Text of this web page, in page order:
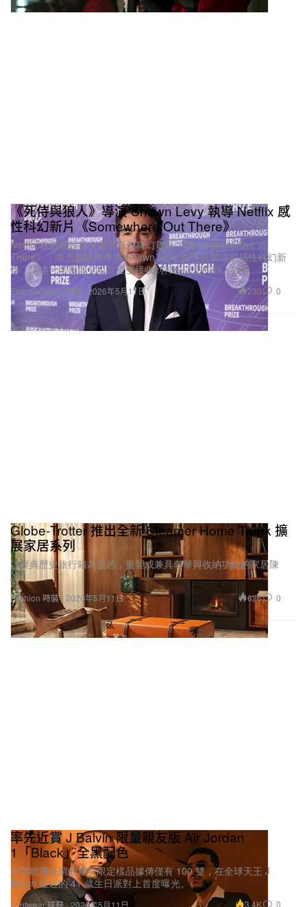
Entertainment 娛樂
《死侍與狼人》導演 Shawn Levy 執導 Netflix 感
性科幻新片《Somewhere Out There》
Netflix 在激烈競投中拿下原創科幻電影《Somewhere Out
There》，並力邀高產導演 Shawn Levy 自導自製這部感性科幻新
作，講述一名喪偶父親從星空接收到神秘訊息的動人故事。
2026年5月11日 230 0
Fashion 時裝
Globe‑Trotter 推出全新 Steamer Home Trunk 擴
展家居系列
以經典歷史旅行箱為靈感，重塑成兼具奢華與收納功能的家居陳
設。
2026年5月11日 626 0
Footwear 球鞋
率先近賞 J Balvin 限量親友版 Air Jordan
1「Black」全黑配色
這雙暗黑低調的親友限定樣品據傳僅有 100 雙，在全球天王 J
Balvin 最近的 41 歲生日派對上首度曝光。
2026年5月11日 3.4K 0